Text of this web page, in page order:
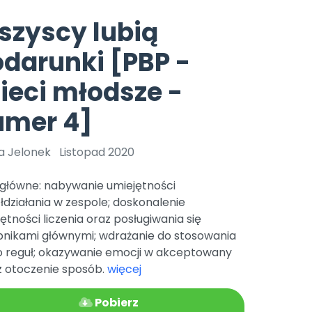
Pomoc
Nowości
Zapowiedzi
Polecamy
czerwca 2024 r. uzyskała
Online.
Pomoc zwierzętom
Książka (dla) Przedszkolaka
Promowanie czytelnictwa
TikTok
Zobacz nas na TikToku
YouTube
Filmy edukacyjne
lubią
[PBP -
młodsze -
4]
Jelonek Listopad 2020
nabywanie umiejętności
w zespole; doskonalenie
liczenia oraz posługiwania się
głównymi; wdrażanie do stosowania
reguł; okazywanie emocji w akceptowany
otoczenie sposób. więcej
Pobierz